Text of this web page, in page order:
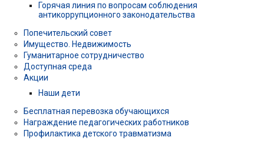
Горячая линия по вопросам соблюдения
антикоррупционного законодательства
Попечительский совет
Имущество. Недвижимость
Гуманитарное сотрудничество
Доступная среда
Акции
Наши дети
Бесплатная перевозка обучающихся
Награждение педагогических работников
Профилактика детского травматизма